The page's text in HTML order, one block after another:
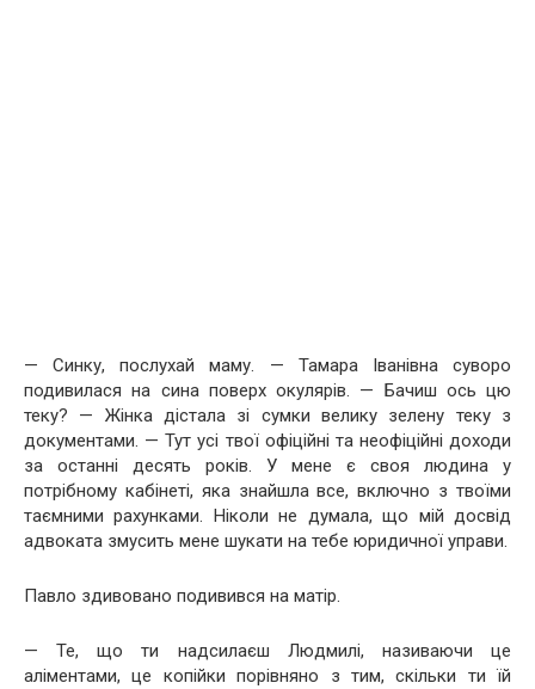
— Синку, послухай маму. — Тамара Іванівна суворо
подивилася на сина поверх окулярів. — Бачиш ось цю
теку? — Жінка дістала зі сумки велику зелену теку з
документами. — Тут усі твої офіційні та неофіційні доходи
за останні десять років. У мене є своя людина у
потрібному кабінеті, яка знайшла все, включно з твоїми
таємними рахунками. Ніколи не думала, що мій досвід
адвоката змусить мене шукати на тебе юридичної управи.
Павло здивовано подивився на матір.
— Те, що ти надсилаєш Людмилі, називаючи це
аліментами, це копійки порівняно з тим, скільки ти їй